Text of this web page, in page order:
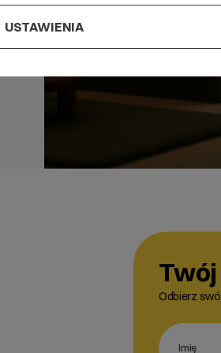
Odbierz
USTAWIENIA